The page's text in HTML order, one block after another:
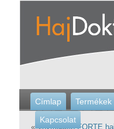
Címlap Termékek
Kapcsolat
«Thymuskin FORTE